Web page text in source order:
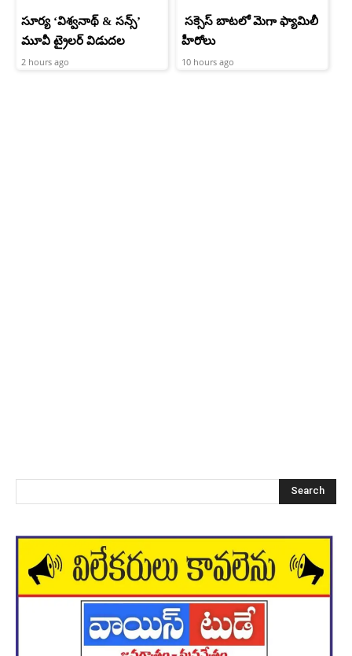
సూర్య ‘విశ్వనాథ్ & సన్స్’
మూవీ ట్రైలర్ విడుదల
2 hours ago
సక్సెస్ బాటలో మెగా ఫ్యామిలీ
హీరోలు
10 hours ago
Search